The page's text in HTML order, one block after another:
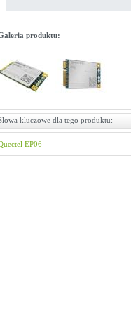
produktu:
kluczowe dla tego produktu:
EP06